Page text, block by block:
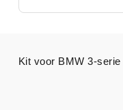
Kit voor BMW 3-serie